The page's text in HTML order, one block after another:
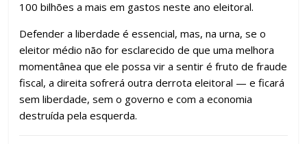
100 bilhões a mais em gastos neste ano eleitoral.
Defender a liberdade é essencial, mas, na urna, se o
eleitor médio não for esclarecido de que uma melhora
momentânea que ele possa vir a sentir é fruto de fraude
fiscal, a direita sofrerá outra derrota eleitoral — e ficará
sem liberdade, sem o governo e com a economia
destruída pela esquerda.